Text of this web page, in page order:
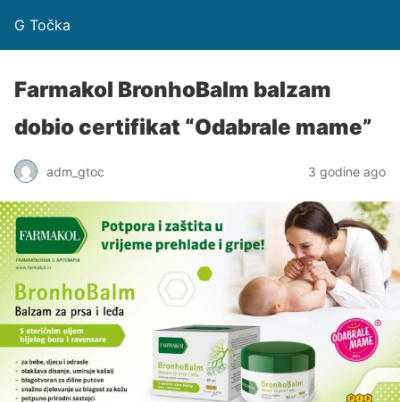
G Točka
Farmakol BronhoBalm balzam
dobio certifikat “Odabrale mame”
adm_gtoc 3 godine ago